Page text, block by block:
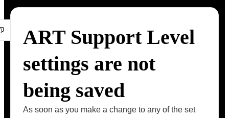
ART Support Level
settings are not
being saved
As soon as you make a change to any of the set